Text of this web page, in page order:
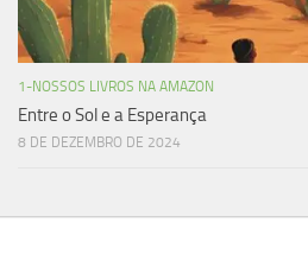
1-NOSSOS LIVROS NA AMAZON
Entre o Sol e a Esperança
8 DE DEZEMBRO DE 2024